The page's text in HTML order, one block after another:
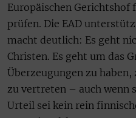
Europäischen Gerichtshof
prüfen. Die EAD
macht deutlich: Es geht
Christen. Es geht um das
Überzeugungen zu
zu vertreten – auch wenn
Urteil sei kein rein